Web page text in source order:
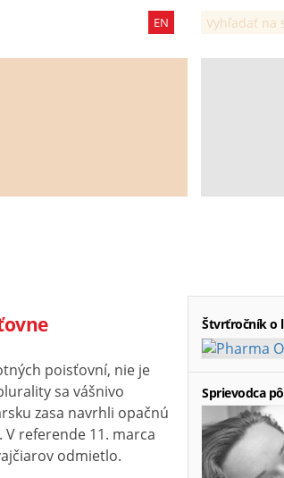
EN
poisťovní, nie je
sa vášnivo
zasa navrhli opačnú
referende 11. marca
odmietlo.
Štvrťročník o
Sprievodca